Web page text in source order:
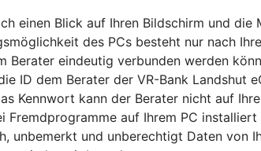
einen Blick auf Ihren Bildschirm und
des PCs besteht nur nach
Berater eindeutig verbunden werden
ID dem Berater der VR-Bank
Kennwort kann der Berater nicht auf
Fremdprogramme auf Ihrem PC installiert
unbemerkt und unberechtigt Daten von